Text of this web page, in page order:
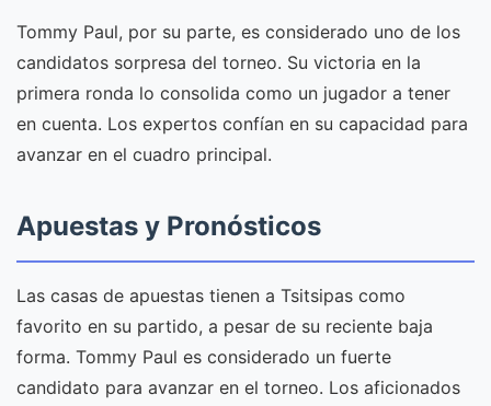
Tommy Paul, por su parte, es considerado uno de los
candidatos sorpresa del torneo. Su victoria en la
primera ronda lo consolida como un jugador a tener
en cuenta. Los expertos confían en su capacidad para
avanzar en el cuadro principal.
Apuestas y Pronósticos
Las casas de apuestas tienen a Tsitsipas como
favorito en su partido, a pesar de su reciente baja
forma. Tommy Paul es considerado un fuerte
candidato para avanzar en el torneo. Los aficionados